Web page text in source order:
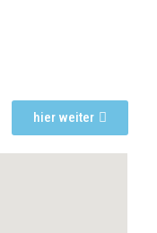
hier weiter